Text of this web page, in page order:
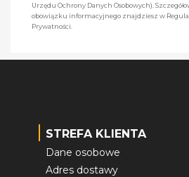
Urzędu Ochrony Danych Osobowych).
obowiązku informacyjnego znajdziesz w
Prywatności.
STREFA KLIENTA
Dane osobowe
Adres dostawy